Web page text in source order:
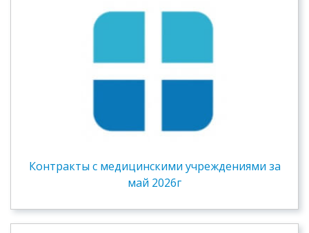
Контракты c медицинскими учреждениями за
май 2026г